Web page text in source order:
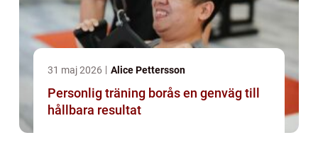
31 maj 2026 Alice Pettersson
Personlig träning borås en genväg till
hållbara resultat